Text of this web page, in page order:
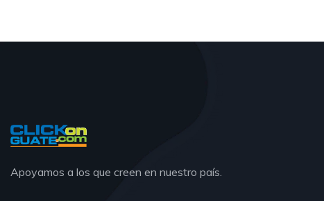
Apoyamos a los que creen en nuestro país.